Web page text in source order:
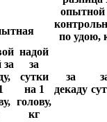
опытной
по удою,
за
надой
за
сутки
на 1
голову,
кг
за
декаду